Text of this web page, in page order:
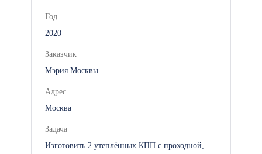
объекте.
Год
2020
Заказчик
Мэрия Москвы
Адрес
Москва
Задача
Изготовить 2 утеплённых КПП с проходной,